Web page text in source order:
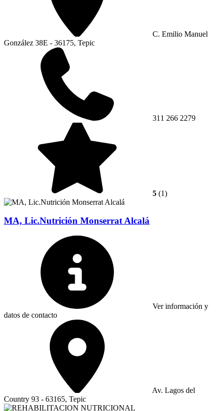
C. Emilio Manuel
González 38E - 36175, Tepic
311 266 2279
5 (1)
MA, Lic.Nutrición Monserrat Alcalá
Ver información y
datos de contacto
Av. Lagos del
Country 93 - 63165, Tepic